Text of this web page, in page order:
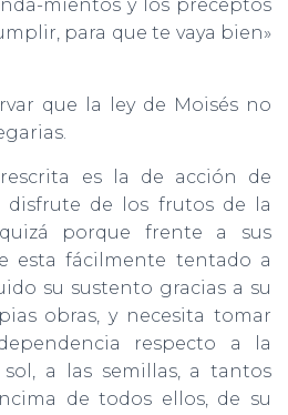
mientos y los preceptos
para que te vaya bien»
que la ley de Moisés no
es la de acción de
disfrute de los frutos de la
porque frente a sus
esta fácilmente tentado a
su sustento gracias a su
obras, y necesita tomar
respecto a la
a las semillas, a tantos
de todos ellos, de su